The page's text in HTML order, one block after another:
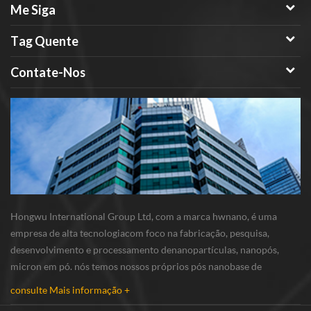
Me Siga
Tag Quente
Contate-Nos
Hongwu International Group Ltd, com a marca hwnano, é uma
empresa de alta tecnologiacom foco na fabricação, pesquisa,
desenvolvimento e processamento denanopartículas, nanopós,
micron em pó. nós temos nossos próprios pós nanobase de
consulte Mais informação +